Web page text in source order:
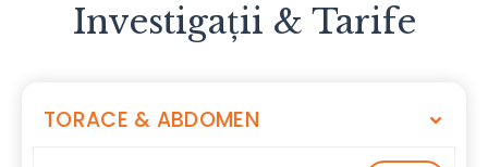
Investigații & Tarife
TORACE & ABDOMEN